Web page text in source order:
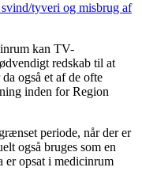
tyveri og misbrug af
kan TV-
redskab til at
også et af de ofte
inden for Region
periode, når der er
også bruges som en
er opsat i medicinrum